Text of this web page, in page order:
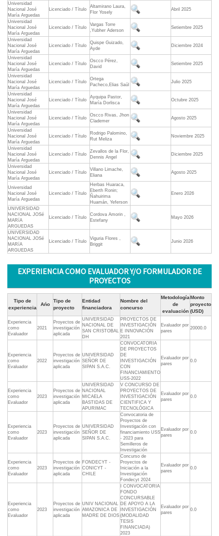
Universidad
Nacional José
María Arguedas
Licenciado / Título
Altamirano Laura,
Flor Yosely
Abril 2025
Universidad
Nacional José
María Arguedas
Licenciado / Título
Vargas Torre
,Yubher Aderson
Setiembre 2025
Universidad
Nacional José
María Arguedas
Licenciado / Título
Quispe Guizado,
Ayde
Diciembre 2024
Universidad
Nacional José
María Arguedas
Licenciado / Título
Oscco Pérez,
David
Setiembre 2025
Universidad
Nacional José
María Arguedas
Licenciado / Título
Ortega
Pacheco,Elias Saúl
Julio 2025
Universidad
Nacional José
María Arguedas
Licenciado / Título
Ayquipa Pastor,
María Dorlisca
Octubre 2025
Universidad
Nacional José
María Arguedas
Licenciado / Título
Oscco Rivas, Jhon
Clademer
Agosto 2025
Universidad
Nacional José
María Arguedas
Licenciado / Título
Rodrigo Palomino,
Rut Meliza
Noviembre 2025
Universidad
Nacional José
María Arguedas
Licenciado / Título
Zevallos de la Flor,
Dennis Angel
Diciembre 2025
Universidad
Nacional José
María Arguedas
Licenciado / Título
Villano Limache,
Eliana
Agosto 2025
Universidad
Nacional José
María Arguedas
Licenciado / Título
Herbas Huaraca,
Eberth Ronin;
Ñahuirima
Huamán, Yeferson
Enero 2026
UNIVERSIDAD
NACIONAL JOSé
MARíA
ARGUEDAS
Licenciado / Título
Cordova Amorin ,
Estefany
Mayo 2026
UNIVERSIDAD
NACIONAL JOSé
MARíA
ARGUEDAS
Licenciado / Título
Viguria Flores ,
Briggit
Junio 2026
EXPERIENCIA COMO EVALUADOR Y/O FORMULADOR DE
PROYECTOS
Tipo de
experiencia
Ańo
Tipo de
proyecto
Entidad
financiadora
Nombre del
concurso
Metodología
de
evaluación
Monto
proyecto
(USD)
Experiencia
como
Evaluador
2021
Proyectos de
investigación
aplicada
UNIVERSIDAD
NACIONAL DE
SAN CRISTOBAL
DH
PROYECTOS DE
INVESTIGACIÓN
E INNOVACIÓN
2021
Evaluador por
pares
20000.0
Experiencia
como
Evaluador
2022
Proyectos de
investigación
aplicada
UNIVERSIDAD
SEÑOR DE
SIPAN S.A.C.
CONVOCATORIA
DE PROYECTOS
DE
INVESTIGACIÓN
CON
FINANCIAMIENTO
USS-2022
Evaluador por
pares
0.0
Experiencia
como
Evaluador
2023
Proyectos de
investigación
aplicada
UNIVERSIDAD
NACIONAL
MICAELA
BASTIDAS DE
APURIMAC
V CONCURSO DE
PROYECTOS DE
INVESTIGACIÓN
CIENTIFICA Y
TECNOLÓGICA
Evaluador por
pares
0.0
Experiencia
como
Evaluador
2023
Proyectos de
investigación
aplicada
UNIVERSIDAD
SEÑOR DE
SIPAN S.A.C.
Convocatoria de
Proyectos de
Investigación con
financiamiento USS
- 2023 para
Semilleros de
Investigación
Evaluador por
pares
0.0
Experiencia
como
Evaluador
2023
Proyectos de
investigación
aplicada
FONDECYT -
CONICYT -
CHILE
Concurso de
Proyectos de
Iniciación a la
Investigación
Fondecyt 2024
Evaluador por
pares
0.0
Experiencia
como
Evaluador
2023
Proyectos de
investigación
aplicada
UNIV NACIONAL
AMAZONICA DE
MADRE DE DIOS
I CONVOCATORIA
FONDO
CONCURSABLE
DE APOYO A LA
INVESTIGACIÓN
(MODALIDAD
TESIS
FINANCIADA)
2023
Evaluador por
pares
0.0